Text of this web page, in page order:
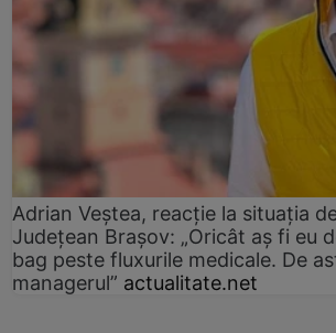
Adrian Veștea, reacție la situația
Județean Brașov: „Oricât aș fi eu
bag peste fluxurile medicale. De
managerul” actualitate.net